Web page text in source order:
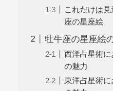
これだけは
座の星座絵
牡牛座の星座絵
西洋占星術
の魅力
東洋占星術